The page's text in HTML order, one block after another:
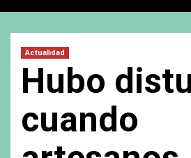
Actualidad
Hubo
cuando